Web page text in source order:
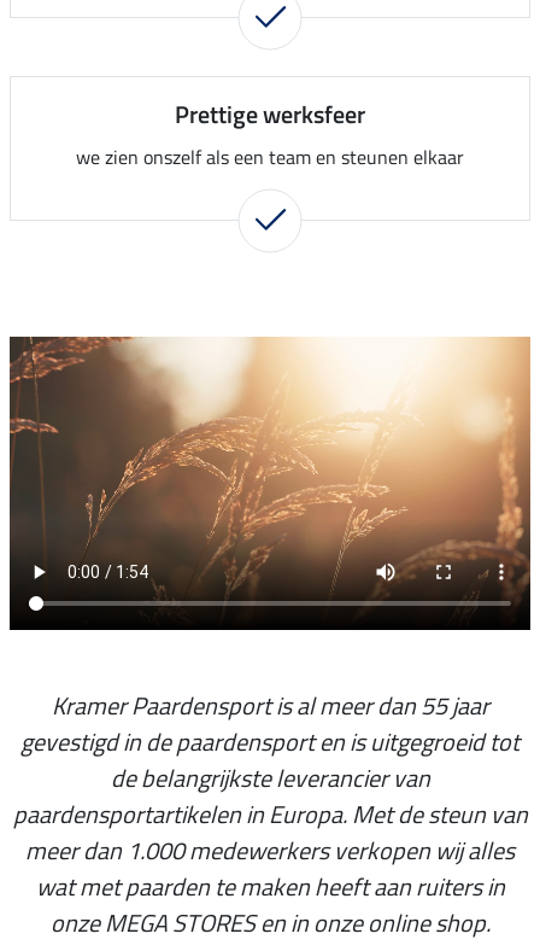
Prettige werksfeer
we zien onszelf als een team en steunen elkaar
Kramer Paardensport is al meer dan 55 jaar
gevestigd in de paardensport en is uitgegroeid tot
de belangrijkste leverancier van
paardensportartikelen in Europa. Met de steun van
meer dan 1.000 medewerkers verkopen wij alles
wat met paarden te maken heeft aan ruiters in
onze MEGA STORES en in onze online shop.